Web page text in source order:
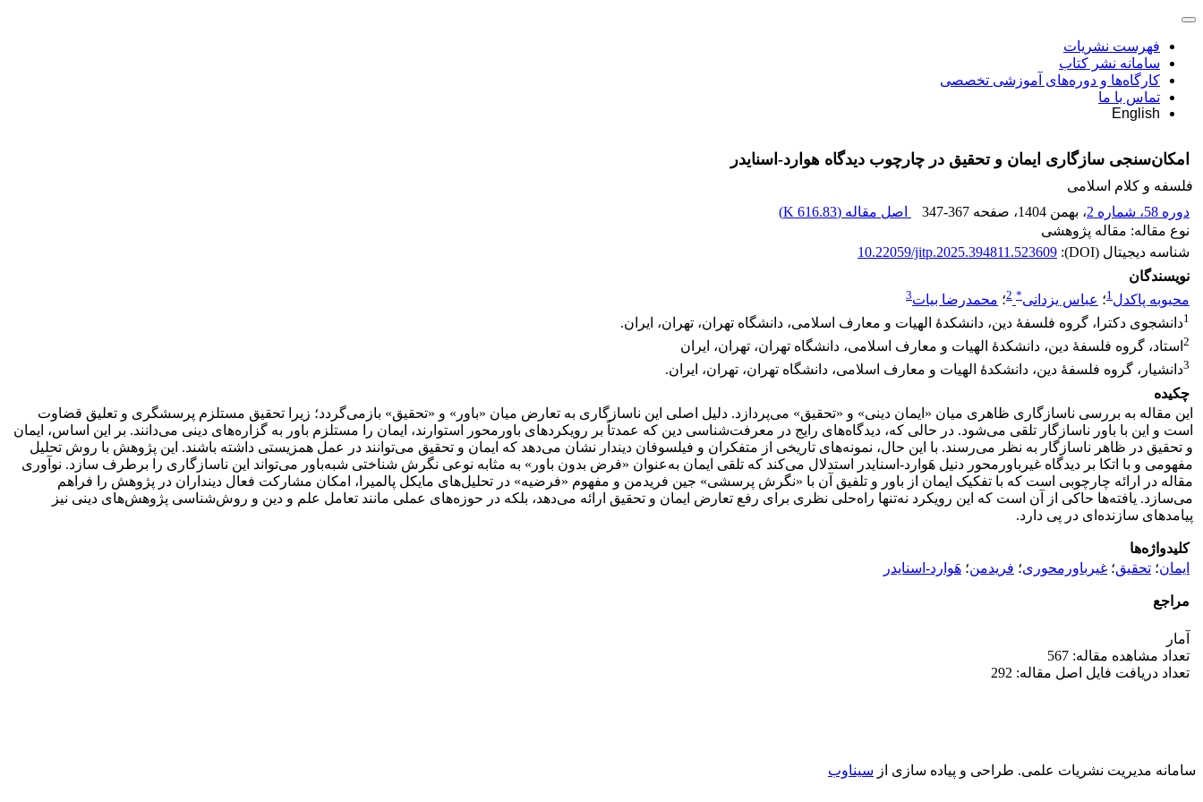
فهرست نشریات
سامانه نشر کتاب
کارگاه‌ها و دوره‌های آموزشی تخصصی
تماس با ما
English
امکان‌سنجی سازگاری ایمان و تحقیق در چارچوب دیدگاه هوارد-اسنایدر
فلسفه و کلام اسلامی
دوره 58، شماره 2
، بهمن 1404 ، صفحه 347-367 اصل مقاله (616.83 K
)
نوع مقاله: مقاله پژوهشی
شناسه دیجیتال (DOI):
10.22059/jitp.2025.394811.523609
نویسندگان
محبوبه پاکدل1؛ عباس یزدانی*
2؛ محمدرضا بیات3
1دانشجوی دکترا، گروه فلسفۀ دین، دانشکدۀ الهیات و معارف اسلامی، دانشگاه تهران، تهران، ایران.
2 استاد، گروه فلسفۀ دین، دانشکدۀ الهیات و معارف اسلامی، دانشگاه تهران، تهران، ایران
3دانشیار، گروه فلسفۀ دین، دانشکدۀ الهیات و معارف اسلامی، دانشگاه تهران، تهران، ایران.
چکیده
این مقاله به بررسی ناسازگاری ظاهری میان «ایمان دینی» و «تحقیق» می‌پردازد. دلیل اصلی این ناسازگاری به تعارض میان «باور» و «تحقیق» بازمی‌گردد؛ زیرا تحقیق مستلزم پرسشگری و تعلیق قضاوت
است و این با باور ناسازگار تلقی می‌شود. در حالی که، دیدگاه‌های رایج در معرفت‌شناسی دین که عمدتاً بر رویکردهای باورمحور استوارند، ایمان را مستلزم باور به گزاره‌های دینی می‌دانند. بر این اساس، ایمان
و تحقیق در ظاهر ناسازگار به نظر می‌رسند. با این حال، نمونه‌های تاریخی از متفکران و فیلسوفان دیندار نشان می‌دهد که ایمان و تحقیق می‌توانند در عمل همزیستی داشته باشند. این پژوهش با روش تحلیل
مفهومی و با اتکا بر دیدگاه غیرباورمحور دنیل هَوارد-اسنایدر استدلال می‌کند که تلقی ایمان به‌عنوان «فرض بدون باور» به مثابه نوعی نگرش شناختی شبه‌باور می‌تواند این ناسازگاری را برطرف سازد. نوآوری
مقاله در ارائه چارچوبی است که با تفکیک ایمان از باور و تلفیق آن با «نگرش پرسشی» جین فریدمن و مفهوم «فرضیه» در تحلیل‌های مایکل پالمیرا، امکان مشارکت فعال دینداران در پژوهش‌ را فراهم
می‌سازد. یافته‌ها حاکی از آن است که این رویکرد نه‌تنها راه‌حلی نظری برای رفع تعارض ایمان و تحقیق ارائه می‌دهد، بلکه در حوزه‌های عملی مانند تعامل علم و دین و روش‌شناسی پژوهش‌های دینی نیز
پیامدهای سازنده‌ای در پی دارد.
کلیدواژه‌ها
ایمان؛ تحقیق؛ غیرباورمحوری؛ فریدمن؛ هَوارد-اسنایدر
مراجع
آمار
تعداد مشاهده مقاله: 567
تعداد دریافت فایل اصل مقاله: 292
سامانه مدیریت نشریات علمی. طراحی و پیاده سازی از سیناوب